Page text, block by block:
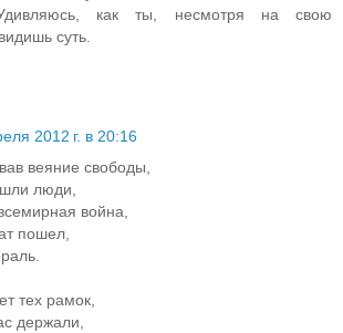
как ты, несмотря на свою
суть.
2012 г. в 20:16
веяние свободы,
люди,
война,
пошел,
тех рамок,
держали,